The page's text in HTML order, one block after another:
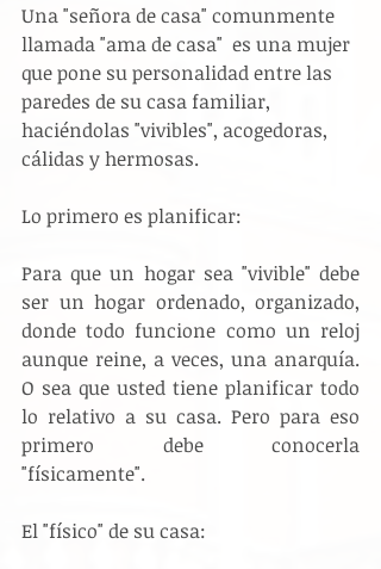
Una "señora de casa" comunmente
llamada "ama de casa"  es una mujer
que pone su personalidad entre las
paredes de su casa familiar,
haciéndolas "vivibles", acogedoras,
cálidas y hermosas.
Lo primero es planificar:
Para que un hogar sea "vivible" debe
ser un hogar ordenado, organizado,
donde todo funcione como un reloj
aunque reine, a veces, una anarquía.
O sea que usted tiene planificar todo
lo relativo a su casa. Pero para eso
primero debe conocerla
"físicamente".
El "físico" de su casa: